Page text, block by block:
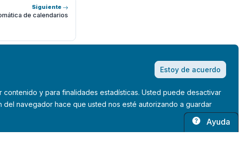
Estoy de acuerdo
y para finalidades estadísticas. Usted puede desactivar
navegador hace que usted nos esté autorizando a guardar
Siguiente
de calendarios
Ayuda